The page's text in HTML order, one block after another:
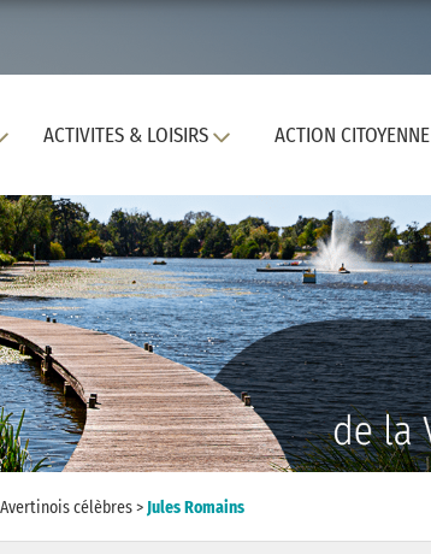
ACTIVITES & LOISIRS ACTION CITOYENNE
célèbres> Jules Romains